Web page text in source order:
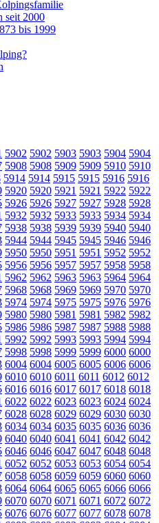
seit 2000
bis 1999
5902 5902 5903 5903 5904 5904
5908 5908 5909 5909 5910 5910
5914 5914 5915 5915 5916 5916
5920 5920 5921 5921 5922 5922
5926 5926 5927 5927 5928 5928
5932 5932 5933 5933 5934 5934
5938 5938 5939 5939 5940 5940
5944 5944 5945 5945 5946 5946
5950 5950 5951 5951 5952 5952
5956 5956 5957 5957 5958 5958
5962 5962 5963 5963 5964 5964
5968 5968 5969 5969 5970 5970
5974 5974 5975 5975 5976 5976
5980 5980 5981 5981 5982 5982
5986 5986 5987 5987 5988 5988
5992 5992 5993 5993 5994 5994
5998 5998 5999 5999 6000 6000
6004 6004 6005 6005 6006 6006
6010 6010 6011 6011 6012 6012
6016 6016 6017 6017 6018 6018
6022 6022 6023 6023 6024 6024
6028 6028 6029 6029 6030 6030
6034 6034 6035 6035 6036 6036
6040 6040 6041 6041 6042 6042
6046 6046 6047 6047 6048 6048
6052 6052 6053 6053 6054 6054
6058 6058 6059 6059 6060 6060
6064 6064 6065 6065 6066 6066
6070 6070 6071 6071 6072 6072
6076 6076 6077 6077 6078 6078